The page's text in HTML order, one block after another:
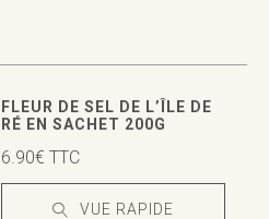
FLEUR DE SEL DE L’ÎLE DE
RÉ EN SACHET 200G
6.90€ TTC
VUE RAPIDE